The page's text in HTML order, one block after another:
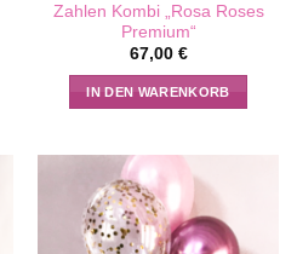
Zahlen Kombi „Rosa Roses
Premium“
67,00 €
IN DEN WARENKORB